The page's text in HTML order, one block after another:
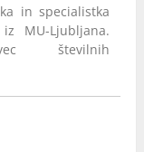
in specialistka
MU-Ljubljana.
številnih